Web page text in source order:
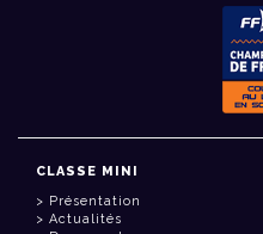
CLASSE MINI
Présentation
Actualités